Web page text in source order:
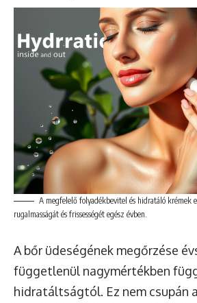
A megfelelő folyadékbevitel és hidratáló krémek
rugalmasságát és frissességét egész évben.
A bőr üdeségének megőrzése
függetlenül nagymértékben
hidratáltságtól. Ez nem csupán